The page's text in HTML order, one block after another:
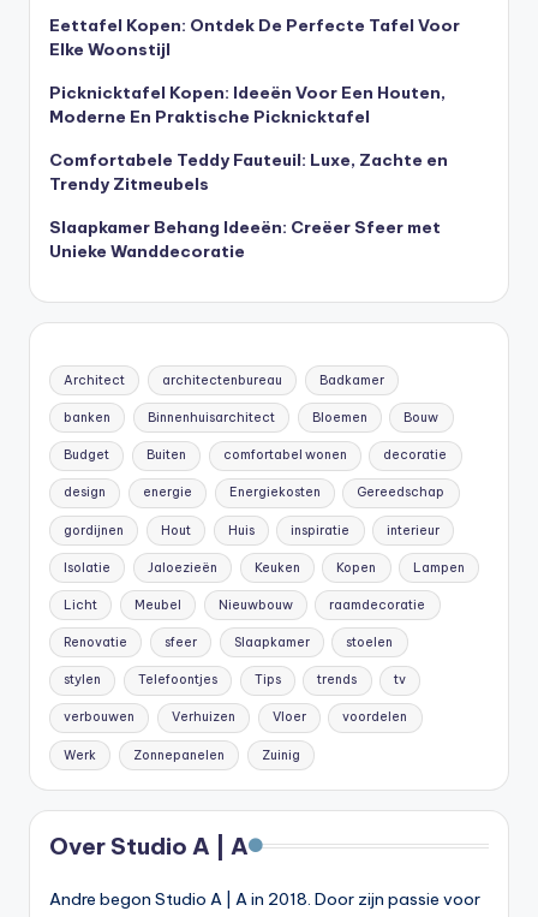
Eettafel Kopen: Ontdek De Perfecte Tafel Voor
Elke Woonstijl
Picknicktafel Kopen: Ideeën Voor Een Houten,
Moderne En Praktische Picknicktafel
Comfortabele Teddy Fauteuil: Luxe, Zachte en
Trendy Zitmeubels
Slaapkamer Behang Ideeën: Creëer Sfeer met
Unieke Wanddecoratie
Architect architectenbureau Badkamer
banken Binnenhuisarchitect Bloemen Bouw
Budget Buiten comfortabel wonen decoratie
design energie Energiekosten Gereedschap
gordijnen Hout Huis inspiratie interieur
Isolatie Jaloezieën Keuken Kopen Lampen
Licht Meubel Nieuwbouw raamdecoratie
Renovatie sfeer Slaapkamer stoelen
stylen Telefoontjes Tips trends tv
verbouwen Verhuizen Vloer voordelen
Werk Zonnepanelen Zuinig
Over Studio A | A
Andre begon Studio A | A in 2018. Door zijn passie voor